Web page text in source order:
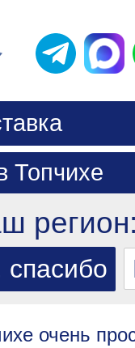
Топчихе
очень